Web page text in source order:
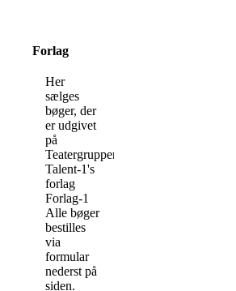
Forlag
Her
sælges
bøger, der
er udgivet
på
Teatergruppen
Talent-1's
forlag
Forlag-1
Alle bøger
bestilles
via
formular
nederst på
siden.